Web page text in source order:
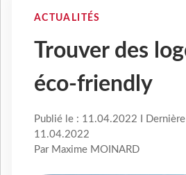
ACTUALITÉS
Trouver des
éco-friendly
Publié le : 11.04.2022 I
11.04.2022
Par Maxime MOINARD